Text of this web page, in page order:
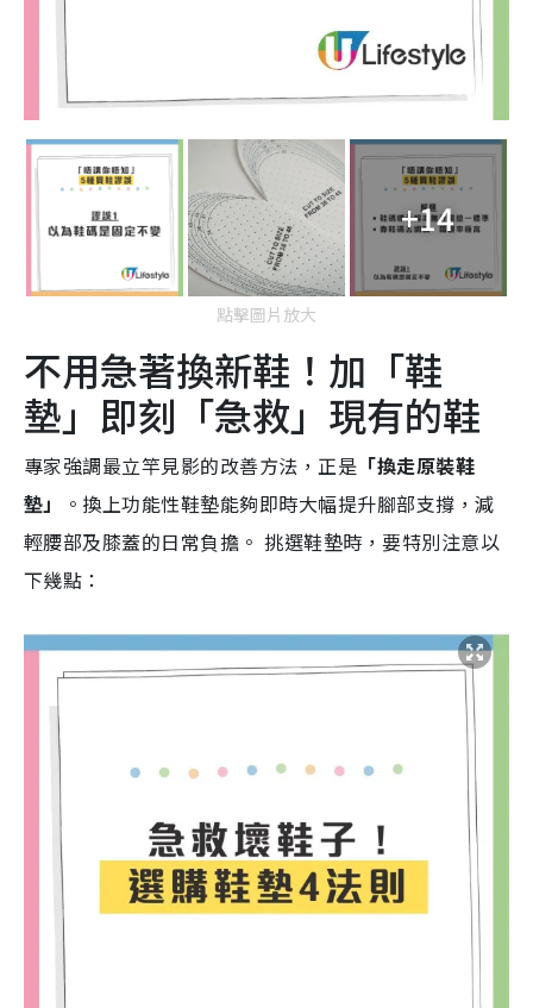
+14
點擊圖片放大
不用急著換新鞋！加「鞋
墊」即刻「急救」現有的鞋
專家強調最立竿見影的改善方法，正是 「換走原裝鞋
墊」
。換上功能性鞋墊能夠即時大幅提升腳部支撐，減
輕腰部及膝蓋的日常負擔。 挑選鞋墊時，要特別注意以
下幾點：